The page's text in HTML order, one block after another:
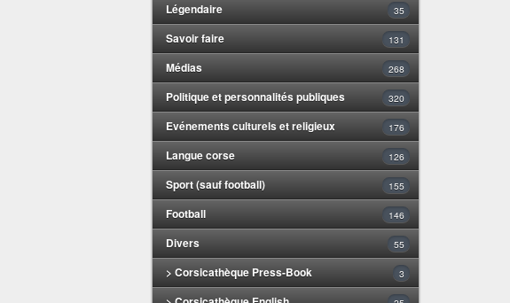
Légendaire 35
Savoir faire 131
Médias 268
Politique et personnalités publiques 320
Evénements culturels et religieux 176
Langue corse 126
Sport (sauf football) 155
Football 146
Divers 55
> Corsicathèque Press-Book 3